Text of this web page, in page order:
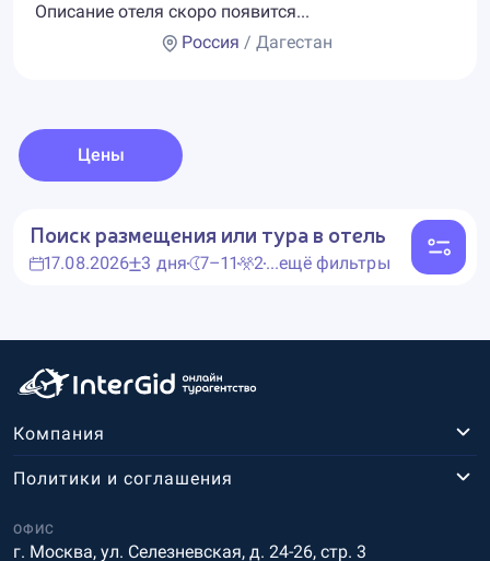
Описание отеля скоро появится...
Россия / Дагестан
Цены
Поиск размещения или тура в отель
17.08.2026 3 дня 7–11 2...ещё фильтры
Компания
ОФИС
г. Москва, ул. Селезневская, д. 24-26, стр. 3
Политики и соглашения